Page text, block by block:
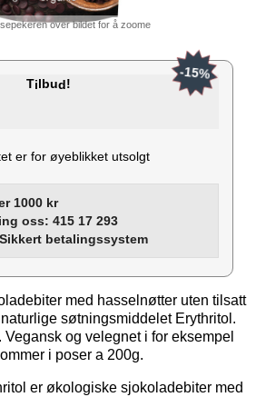
over bildet for å zoome
Tilbud!
-15%
er for øyeblikket utsolgt
1000 kr
oss: 415 17 293
betalingssystem
med hasselnøtter uten tilsatt
søtningsmiddelet Erythritol.
Vegansk og velegnet i for eksempel
i poser a 200g.
er økologiske sjokoladebiter med